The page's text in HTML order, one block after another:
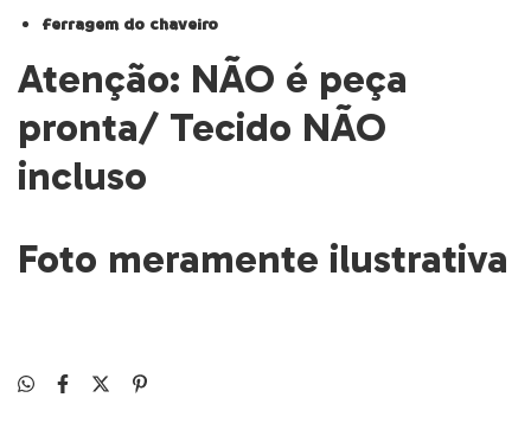
ferragem do chaveiro
Atenção: NÃO é peça
pronta/ Tecido NÃO
incluso
Foto meramente ilustrativa